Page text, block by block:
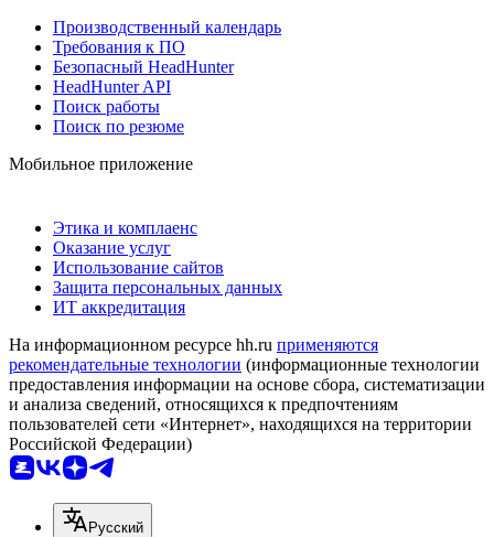
Производственный календарь
Требования к ПО
Безопасный HeadHunter
HeadHunter API
Поиск работы
Поиск по резюме
Мобильное приложение
Этика и комплаенс
Оказание услуг
Использование сайтов
Защита персональных данных
ИТ аккредитация
На информационном ресурсе hh.ru применяются
рекомендательные технологии (информационные технологии
предоставления информации на основе сбора, систематизации
и анализа сведений, относящихся к предпочтениям
пользователей сети «Интернет», находящихся на территории
Российской Федерации)
Русский